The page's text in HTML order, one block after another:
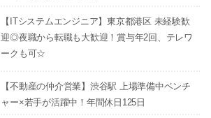
【ITシステムエンジニア】東京都港区 未経験歓
迎◎夜職から転職も大歓迎！賞与年2回、テレワ
ークも可☆
【不動産の仲介営業】渋谷駅 上場準備中ベンチ
ャー×若手が活躍中！年間休日125日